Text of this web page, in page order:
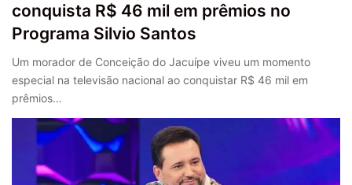
conquista R$ 46 mil em prêmios no
Programa Silvio Santos
Um morador de Conceição do Jacuípe viveu um momento
especial na televisão nacional ao conquistar R$ 46 mil em
prêmios…